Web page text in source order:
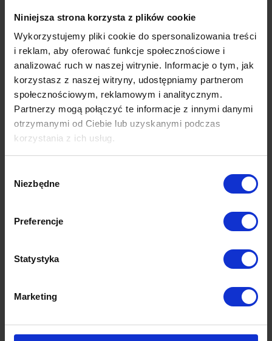
Niniejsza strona korzysta z plików cookie
Wykorzystujemy pliki cookie do spersonalizowania treści
i reklam, aby oferować funkcje społecznościowe i
analizować ruch w naszej witrynie. Informacje o tym, jak
korzystasz z naszej witryny, udostępniamy partnerom
społecznościowym, reklamowym i analitycznym.
Partnerzy mogą połączyć te informacje z innymi danymi
otrzymanymi od Ciebie lub uzyskanymi podczas
korzystania z ich usług.
zgody
Niezbędne
Preferencje
Statystyka
Marketing
często zabytkowymi obiektami. Opowiada też o swojej pracy z
meblami Ramaro i o tym, jak wspierają one elastyczne, dopasowane do
życia projektowanie.
To odcinek szczególnie wartościowy dla osób, które:
urządzają swoje pierwsze mieszkanie,
czują się przytłoczone trendami,
chcą stworzyć przestrzeń „na lata”, a nie tylko „do zdjęć”.
projektowanie wnętrz.